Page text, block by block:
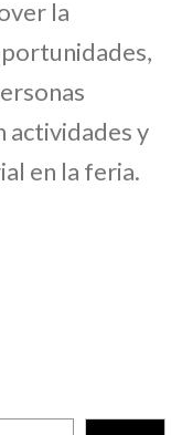
la
actividades y
en la feria.